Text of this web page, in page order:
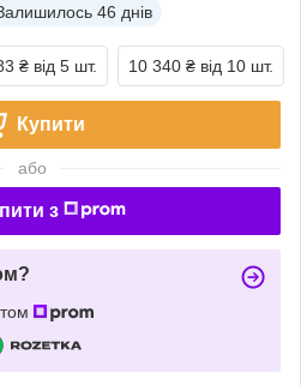
46 днів
₴ від 5 шт. 10 340 ₴ від 10 шт.
Купити
або
з